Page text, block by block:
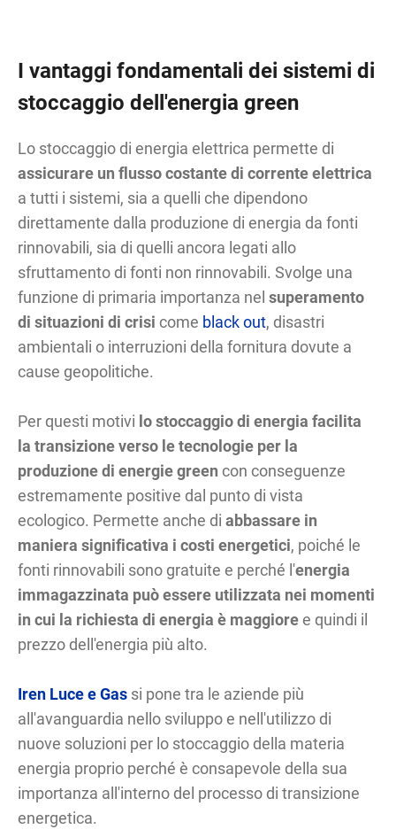
I vantaggi fondamentali dei sistemi di
stoccaggio dell'energia green
Lo stoccaggio di energia elettrica permette di
assicurare un flusso costante di corrente elettrica
a tutti i sistemi, sia a quelli che dipendono
direttamente dalla produzione di energia da fonti
rinnovabili, sia di quelli ancora legati allo
sfruttamento di fonti non rinnovabili. Svolge una
funzione di primaria importanza nelsuperamento
di situazioni di crisi come black out, disastri
ambientali o interruzioni della fornitura dovute a
cause geopolitiche.
Per questi motivi lo stoccaggio di energia facilita
la transizione verso le tecnologie per la
produzione di energie green con conseguenze
estremamente positive dal punto di vista
ecologico. Permette anche diabbassare in
maniera significativa i costi energetici, poiché le
fonti rinnovabili sono gratuite e perché l'energia
immagazzinata può essere utilizzata nei momenti
in cui la richiesta di energia è maggioree quindi il
prezzo dell'energia più alto.
Iren Luce e Gas si pone tra le aziende più
all'avanguardia nello sviluppo e nell'utilizzo di
nuove soluzioni per lo stoccaggio della materia
energia proprio perché è consapevole della sua
importanza all'interno del processo di transizione
energetica.